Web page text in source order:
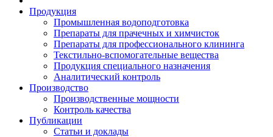
Продукция
Промышленная водоподготовка
Препараты для прачечных и химчисток
Препараты для профессионального клининга
Текстильно-вспомогательные вещества
Продукция специального назначения
Аналитический контроль
Производство
Производственные мощности
Контроль качества
Публикации
Статьи и доклады